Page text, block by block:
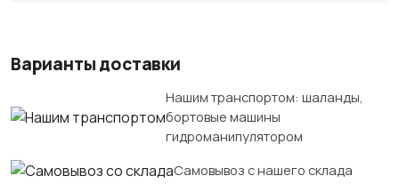
Варианты доставки
Нашим транспортом: шаланды,
бортовые машины
гидроманипулятором
Самовывоз с нашего склада